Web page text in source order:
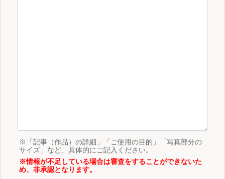
※「記事（作品）の詳細」「ご使用の目的」「写真部分の
サイズ」など、具体的にご記入ください。
※情報が不足している場合は審査をすることができないた
め、非承認となります。